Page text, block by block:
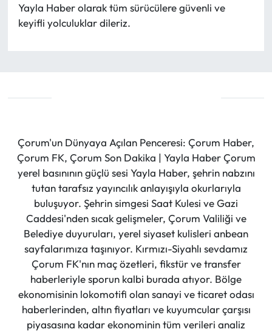
Yayla Haber olarak tüm sürücülere güvenli ve
keyifli yolculuklar dileriz.
Çorum'un Dünyaya Açılan Penceresi: Çorum Haber,
Çorum FK, Çorum Son Dakika | Yayla Haber Çorum
yerel basınının güçlü sesi Yayla Haber, şehrin nabzını
tutan tarafsız yayıncılık anlayışıyla okurlarıyla
buluşuyor. Şehrin simgesi Saat Kulesi ve Gazi
Caddesi'nden sıcak gelişmeler, Çorum Valiliği ve
Belediye duyuruları, yerel siyaset kulisleri anbean
sayfalarımıza taşınıyor. Kırmızı-Siyahlı sevdamız
Çorum FK'nın maç özetleri, fikstür ve transfer
haberleriyle sporun kalbi burada atıyor. Bölge
ekonomisinin lokomotifi olan sanayi ve ticaret odası
haberlerinden, altın fiyatları ve kuyumcular çarşısı
piyasasına kadar ekonominin tüm verileri analiz